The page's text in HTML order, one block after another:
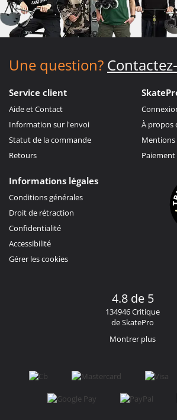
Une question?
Service client
Aide et Contact
Information sur l'envoi
Statut de la commande
Retours
À propos
Mentions
Paiement
Informations légales
Conditions générales
Droit de rétraction
Confidentialité
Accessibilité
Gérer les cookies
4.8 de 5
134946 Critique
de SkatePro
Montrer plus